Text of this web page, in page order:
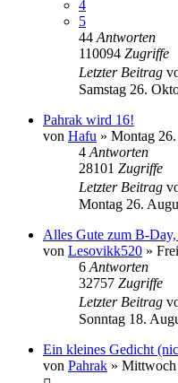
4
5
44 Antworten
110094 Zugriffe
Letzter Beitrag
Samstag 26.
Pahrak wird 16!
von Hafu » Montag
4 Antworten
28101 Zugriffe
Letzter Beitrag
Montag 26.
Alles Gute zum B-
von Lesovikk520 »
6 Antworten
32757 Zugriffe
Letzter Beitrag
Sonntag 18.
Ein kleines Gedicht
von Pahrak » Mittwoch